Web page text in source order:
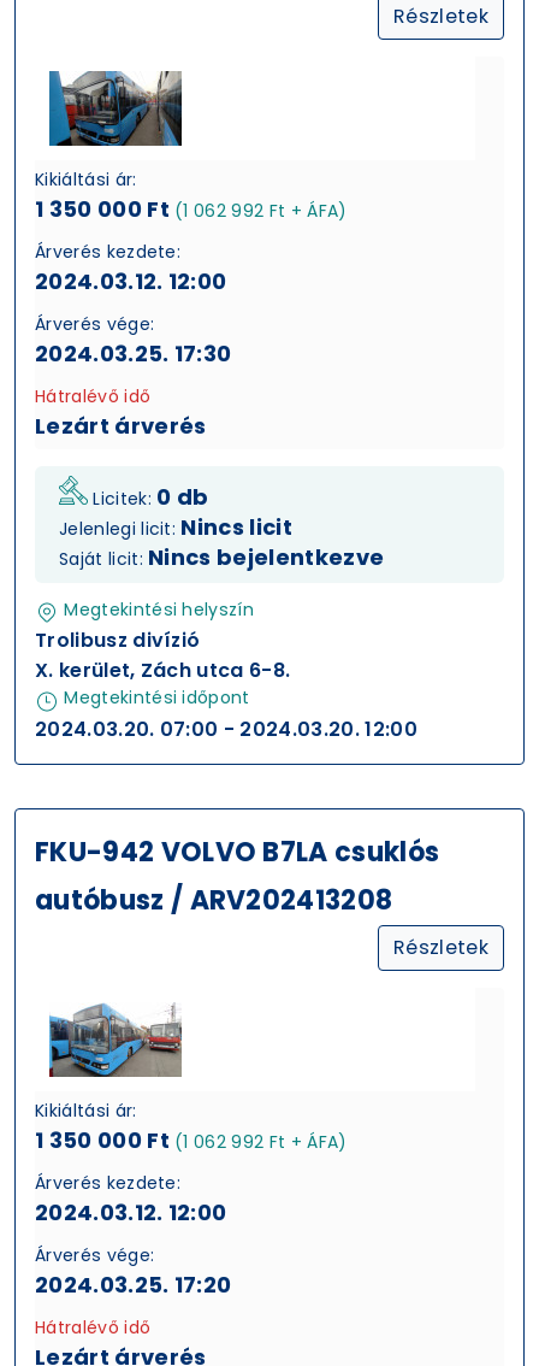
Részletek
Kikiáltási ár:
1 350 000 Ft (1 062 992 Ft + ÁFA)
Árverés kezdete:
2024.03.12. 12:00
Árverés vége:
2024.03.25. 17:30
Hátralévő idő
Lezárt árverés
Licitek: 0 db
Jelenlegi licit: Nincs licit
Saját licit: Nincs bejelentkezve
Megtekintési helyszín
Trolibusz divízió
X. kerület, Zách utca 6-8.
Megtekintési időpont
2024.03.20. 07:00 - 2024.03.20. 12:00
FKU-942 VOLVO B7LA csuklós
autóbusz / ARV202413208
Részletek
Kikiáltási ár:
1 350 000 Ft (1 062 992 Ft + ÁFA)
Árverés kezdete:
2024.03.12. 12:00
Árverés vége:
2024.03.25. 17:20
Hátralévő idő
Lezárt árverés